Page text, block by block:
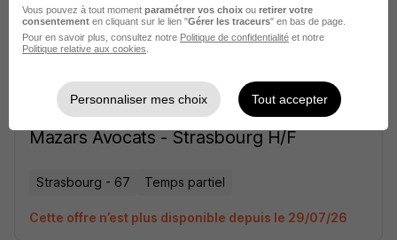
Strasbourg - 67 Temps partiel
Avocat Junior en Droit Social - Forvis
Mazars Avocats - Strasbourg H/F
Strasbourg - 67 Temps partiel
Cette offre n’est plus disponible depuis le 29/07/26
Vous pouvez à tout moment paramétrer vos choix ou retirer votre
consentement en cliquant sur le lien "Gérer les traceurs" en bas de page.
Pour en savoir plus, consultez notre Politique de confidentialité et notre
Politique relative aux cookies
Personnaliser mes choix Tout accepter